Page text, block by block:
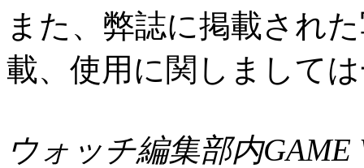
また、弊誌に掲載され
載、使用に関しまして
ウォッチ編集部内GAME